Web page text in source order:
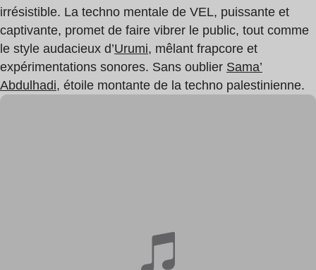
irrésistible. La techno mentale de VEL, puissante et
captivante, promet de faire vibrer le public, tout comme
le style audacieux d’Urumi, mêlant frapcore et
expérimentations sonores. Sans oublier Sama’
Abdulhadi, étoile montante de la techno palestinienne.